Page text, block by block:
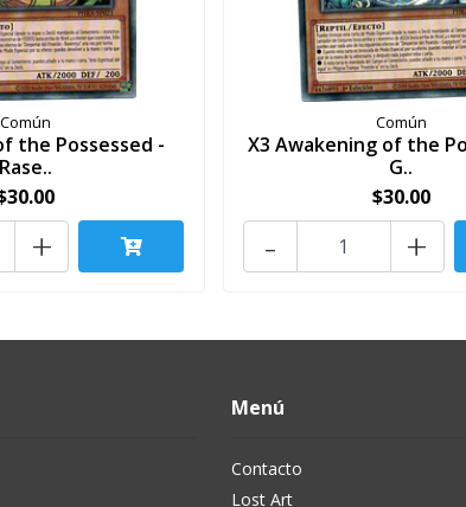
Común
the Possessed -
Rase..
+
Común
X3 Awakening of the
G..
$30.00
+
-
Menú
Contacto
Lost Art